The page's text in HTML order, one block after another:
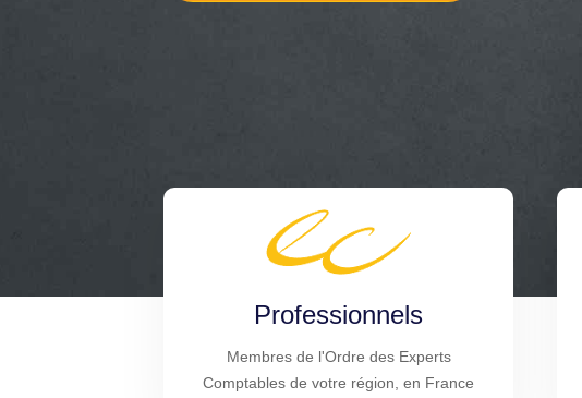
Professionnels
Membres de l'Ordre des Experts
Comptables de votre région, en France